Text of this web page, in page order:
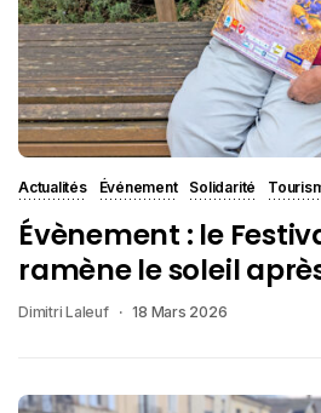
Actualités Événement Solidarité
Évènement : le
ramène le soleil
Dimitri Laleuf 18 Mars 2026